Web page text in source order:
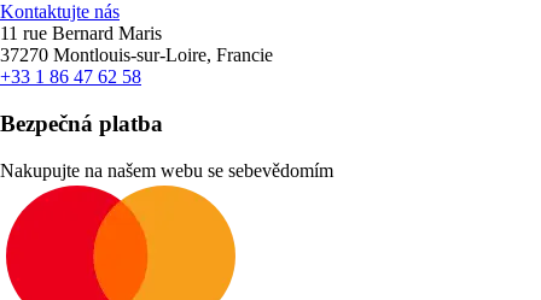
Kontaktujte nás
11 rue Bernard Maris
37270 Montlouis-sur-Loire, Francie
+33 1 86 47 62 58
Bezpečná platba
Nakupujte na našem webu se sebevědomím